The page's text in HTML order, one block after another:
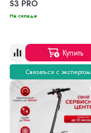
S3 PRO
На складе
Купить
Связаться с экспертом